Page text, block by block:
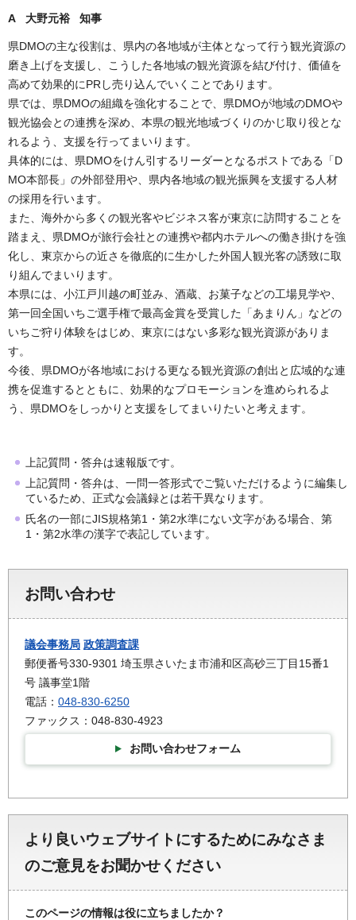
A 大野元裕 知事
県DMOの主な役割は、県内の各地域が主体となって行う観光資源の
磨き上げを支援し、こうした各地域の観光資源を結び付け、価値を
高めて効果的にPRし売り込んでいくことであります。
県では、県DMOの組織を強化することで、県DMOが地域のDMOや
観光協会との連携を深め、本県の観光地域づくりのかじ取り役とな
れるよう、支援を行ってまいります。
具体的には、県DMOをけん引するリーダーとなるポストである「D
MO本部長」の外部登用や、県内各地域の観光振興を支援する人材
の採用を行います。
また、海外から多くの観光客やビジネス客が東京に訪問することを
踏まえ、県DMOが旅行会社との連携や都内ホテルへの働き掛けを強
化し、東京からの近さを徹底的に生かした外国人観光客の誘致に取
り組んでまいります。
本県には、小江戸川越の町並み、酒蔵、お菓子などの工場見学や、
第一回全国いちご選手権で最高金賞を受賞した「あまりん」などの
いちご狩り体験をはじめ、東京にはない多彩な観光資源がありま
す。
今後、県DMOが各地域における更なる観光資源の創出と広域的な連
携を促進するとともに、効果的なプロモーションを進められるよ
う、県DMOをしっかりと支援をしてまいりたいと考えます。
上記質問・答弁は速報版です。
上記質問・答弁は、一問一答形式でご覧いただけるように編集し
ているため、正式な会議録とは若干異なります。
氏名の一部にJIS規格第1・第2水準にない文字がある場合、第
1・第2水準の漢字で表記しています。
お問い合わせ
議会事務局 政策調査課
郵便番号330-9301 埼玉県さいたま市浦和区高砂三丁目15番1
号 議事堂1階
電話： 048-830-6250
ファックス：048-830-4923
お問い合わせフォーム
より良いウェブサイトにするためにみなさま
のご意見をお聞かせください
このページの情報は役に立ちましたか？